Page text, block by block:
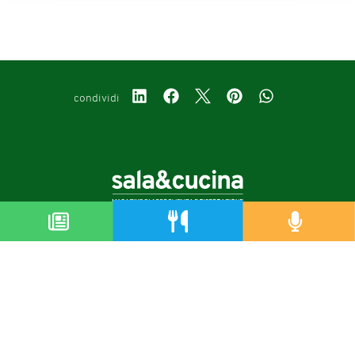
condividi
Copyright © 2019-2026